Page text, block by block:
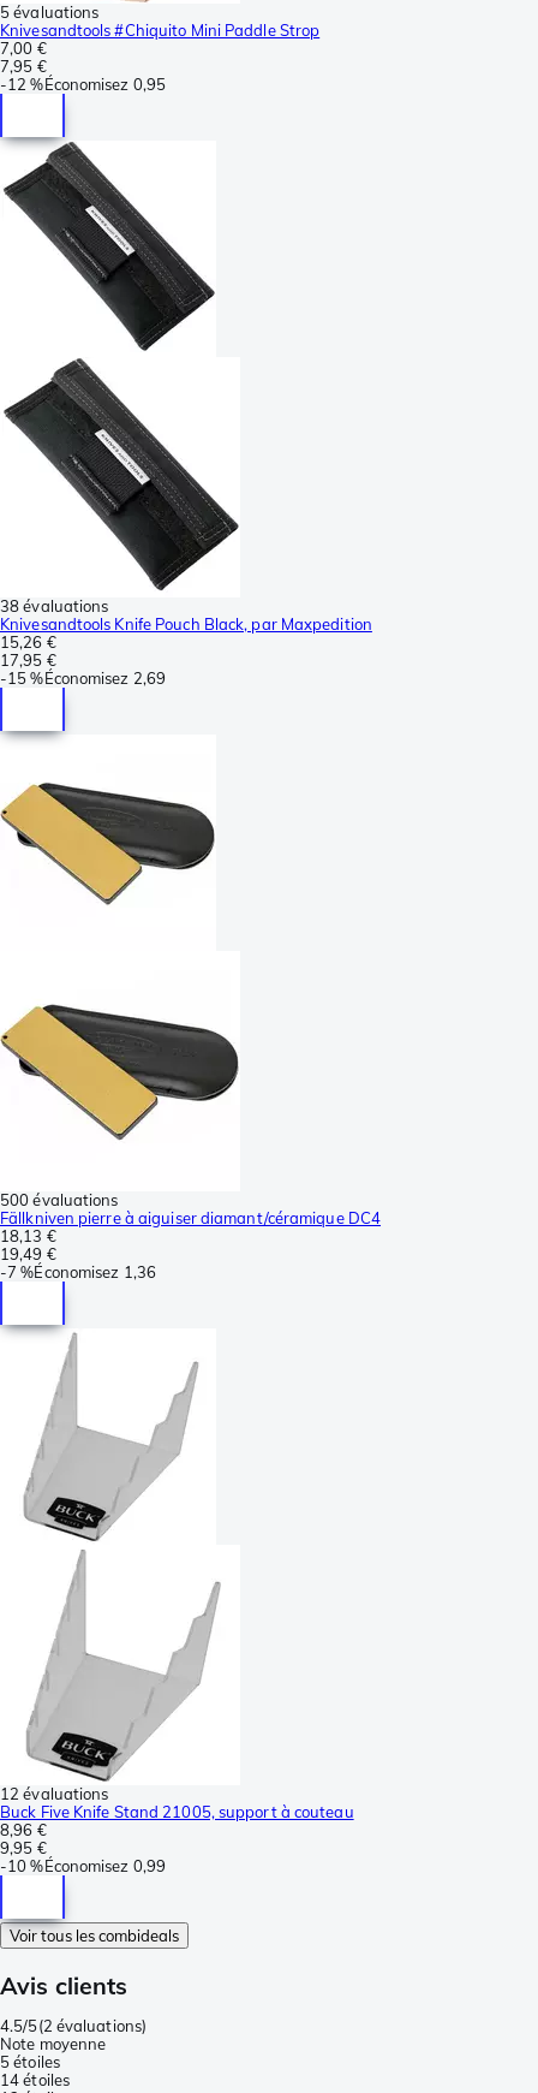
5 évaluations
Knivesandtools #Chiquito Mini Paddle Strop
7,00 €
7,95 €
-12 %Économisez 0,95
38 évaluations
Knivesandtools Knife Pouch Black, par Maxpedition
15,26 €
17,95 €
-15 %Économisez 2,69
500 évaluations
Fällkniven pierre à aiguiser diamant/céramique DC4
18,13 €
19,49 €
-7 %Économisez 1,36
12 évaluations
Buck Five Knife Stand 21005, support à couteau
8,96 €
9,95 €
-10 %Économisez 0,99
Voir tous les combideals
Avis clients
4.5/5(2 évaluations)
Note moyenne
5 étoiles
14 étoiles